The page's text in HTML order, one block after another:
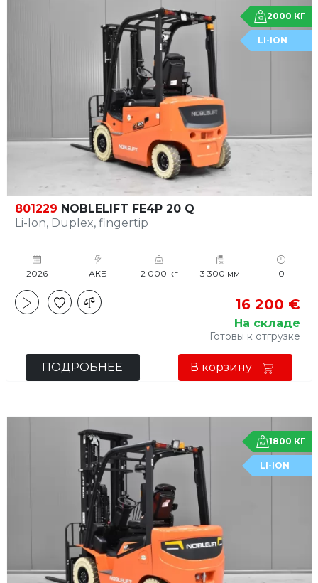
2000 КГ
LI-ION
801229 NOBLELIFT FE4P 20 Q
Li-Ion, Duplex, fingertip
2026 АКБ 2 000 кг 3 300 мм 0
16 200 €
На складе
Готовы к отгрузке
ПОДРОБНЕЕ В корзину
1800 КГ
LI-ION